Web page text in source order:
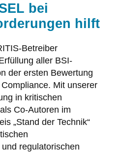
bei
hilft
Betreiber
aller BSI-
der ersten Bewertung
Mit unserer
in kritischen
Co-Autoren im
„Stand der Technik“
regulatorischen